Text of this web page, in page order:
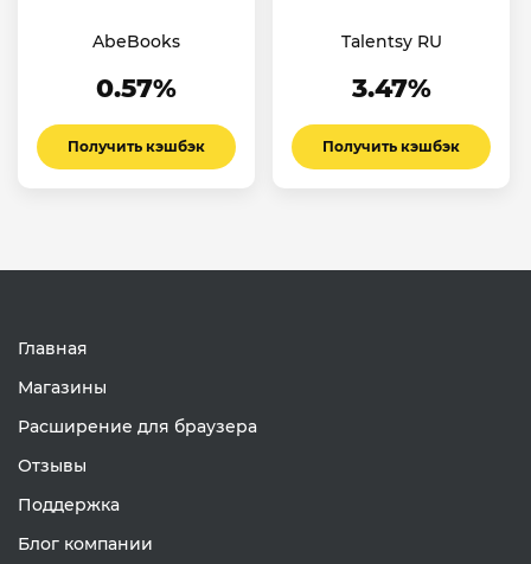
AbeBooks
0.57%
Получить кэшбэк
Talentsy RU
3.47%
Получить кэшбэк
Главная
Магазины
Расширение для браузера
Отзывы
Поддержка
Блог компании